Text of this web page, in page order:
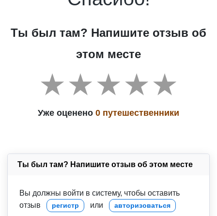
Ты был там? Напишите отзыв об
этом месте
Уже оценено 0 путешественники
Ты был там? Напишите отзыв об этом месте
Вы должны войти в систему, чтобы оставить
отзыв
регистр или авторизоваться